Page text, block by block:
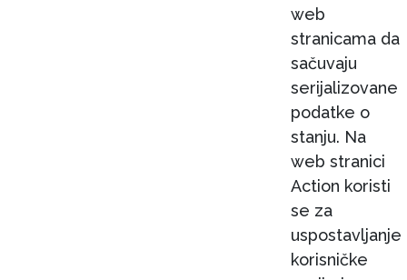
web
stranicama da
sačuvaju
serijalizovane
podatke o
stanju. Na
web stranici
Action koristi
se za
uspostavljanje
korisničke